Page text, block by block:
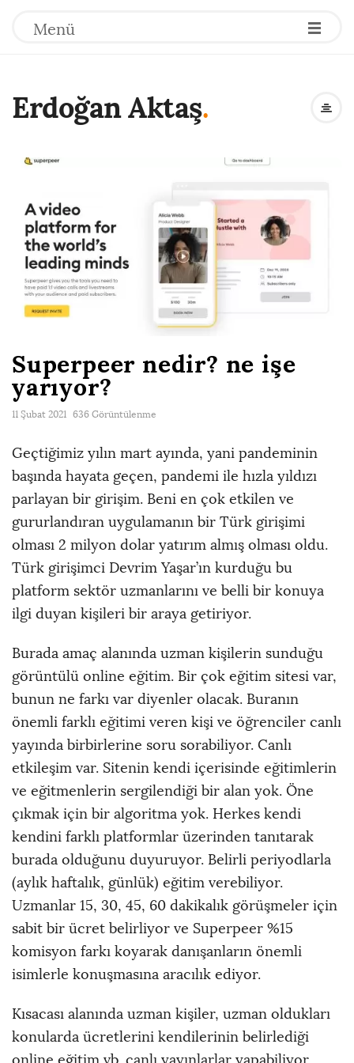
Menü
Erdoğan Aktaş.
Superpeer nedir? ne işe
yarıyor?
11 Şubat 2021 636 Görüntülenme
Geçtiğimiz yılın mart ayında, yani pandeminin
başında hayata geçen, pandemi ile hızla yıldızı
parlayan bir girişim. Beni en çok etkilen ve
gururlandıran uygulamanın bir Türk girişimi
olması 2 milyon dolar yatırım almış olması oldu.
Türk girişimci Devrim Yaşar’ın kurduğu bu
platform sektör uzmanlarını ve belli bir konuya
ilgi duyan kişileri bir araya getiriyor.
Burada amaç alanında uzman kişilerin sunduğu
görüntülü online eğitim. Bir çok eğitim sitesi var,
bunun ne farkı var diyenler olacak. Buranın
önemli farklı eğitimi veren kişi ve öğrenciler canlı
yayında birbirlerine soru sorabiliyor. Canlı
etkileşim var. Sitenin kendi içerisinde eğitimlerin
ve eğitmenlerin sergilendiği bir alan yok. Öne
çıkmak için bir algoritma yok. Herkes kendi
kendini farklı platformlar üzerinden tanıtarak
burada olduğunu duyuruyor. Belirli periyodlarla
(aylık haftalık, günlük) eğitim verebiliyor.
Uzmanlar 15, 30, 45, 60 dakikalık görüşmeler için
sabit bir ücret belirliyor ve Superpeer %15
komisyon farkı koyarak danışanların önemli
isimlerle konuşmasına aracılık ediyor.
Kısacası alanında uzman kişiler, uzman oldukları
konularda ücretlerini kendilerinin belirlediği